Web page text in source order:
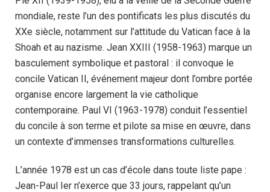
mondiale, reste l’un des pontificats les plus discutés du
XXe siècle, notamment sur l’attitude du Vatican face à la
Shoah et au nazisme. Jean XXIII (1958-1963) marque un
basculement symbolique et pastoral : il convoque le
concile Vatican II, événement majeur dont l’ombre portée
organise encore largement la vie catholique
contemporaine. Paul VI (1963-1978) conduit l’essentiel
du concile à son terme et pilote sa mise en œuvre, dans
un contexte d’immenses transformations culturelles.
L’année 1978 est un cas d’école dans toute liste pape :
Jean-Paul Ier n’exerce que 33 jours, rappelant qu’un